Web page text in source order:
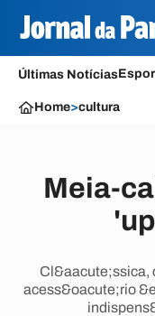
Últimas Notícias
Home>cultura
Meia-
Cl&aacute;ssica,
acess&oacute;rio